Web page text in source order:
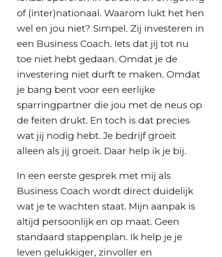
of (inter)nationaal. Waarom lukt het hen
wel en jou niet? Simpel. Zij investeren in
een Business Coach. Iets dat jij tot nu
toe niet hebt gedaan. Omdat je de
investering niet durft te maken. Omdat
je bang bent voor een eerlijke
sparringpartner die jou met de neus op
de feiten drukt. En toch is dat precies
wat jij nodig hebt. Je bedrijf groeit
alleen als jij groeit. Daar help ik je bij.
In een eerste gesprek met mij als
Business Coach wordt direct duidelijk
wat je te wachten staat. Mijn aanpak is
altijd persoonlijk en op maat. Geen
standaard stappenplan. Ik help je je
leven gelukkiger, zinvoller en